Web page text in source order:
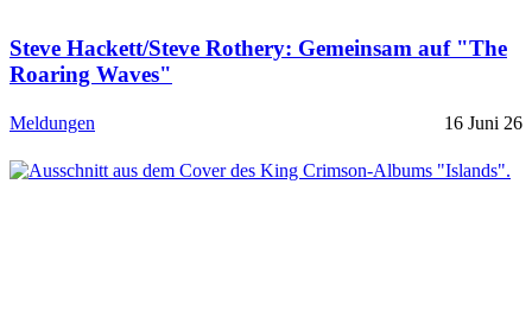
Steve Hackett/Steve Rothery: Gemeinsam auf "The
Roaring Waves"
Meldungen 16 Juni 26